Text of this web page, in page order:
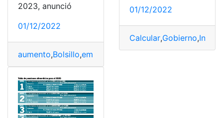
2023, anunció
01/12/2022
aumento,Bolsillo,empresas
01/12/2022
Calcular,Gobierno,